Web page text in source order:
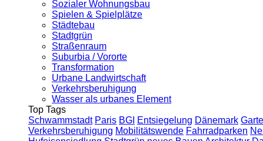
Sozialer Wohnungsbau
Spielen & Spielplätze
Städtebau
Stadtgrün
Straßenraum
Suburbia / Vororte
Transformation
Urbane Landwirtschaft
Verkehrsberuhigung
Wasser als urbanes Element
Top Tags
Schwammstadt Paris BGI Entsiegelung Dänemark
Verkehrsberuhigung Mobilitätswende Fahrradparken